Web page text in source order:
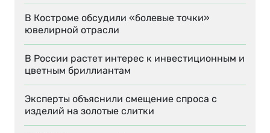
В Костроме обсудили «болевые точки»
ювелирной отрасли
В России растет интерес к инвестиционным и
цветным бриллиантам
Эксперты объяснили смещение спроса с
изделий на золотые слитки